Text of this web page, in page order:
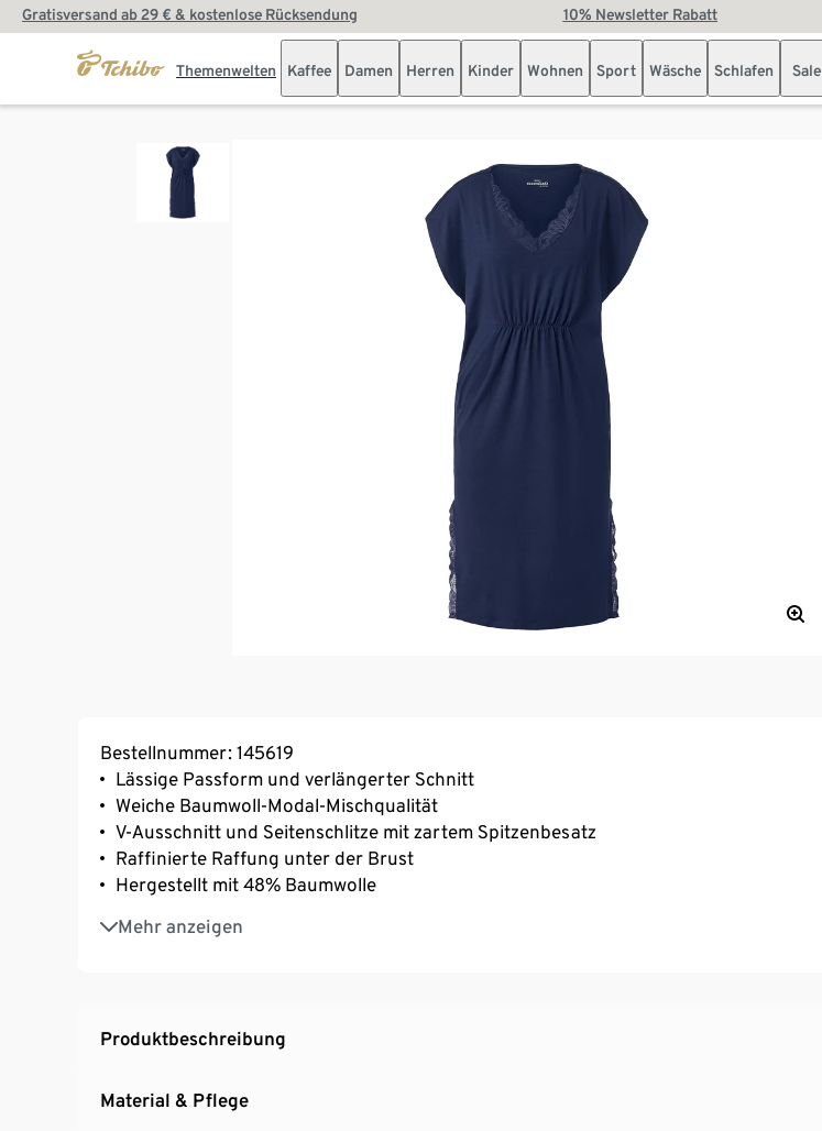
Gratisversand ab 29 € & kostenlose Rücksendung 10% Newsletter Rabatt
Themenwelten Kaffee Damen Herren Kinder Wohnen Sport Wäsche Schlafen Sale
Bestellnummer: 145619
Lässige Passform und verlängerter Schnitt
Weiche Baumwoll-Modal-Mischqualität
V-Ausschnitt und Seitenschlitze mit zartem Spitzenbesatz
Raffinierte Raffung unter der Brust
Hergestellt mit 48% Baumwolle
Mehr anzeigen
Mit hochwertigem Markenelasthan für Langlebigkeit und hohe Waschbeständigkeit
Produktbeschreibung
Material & Pflege